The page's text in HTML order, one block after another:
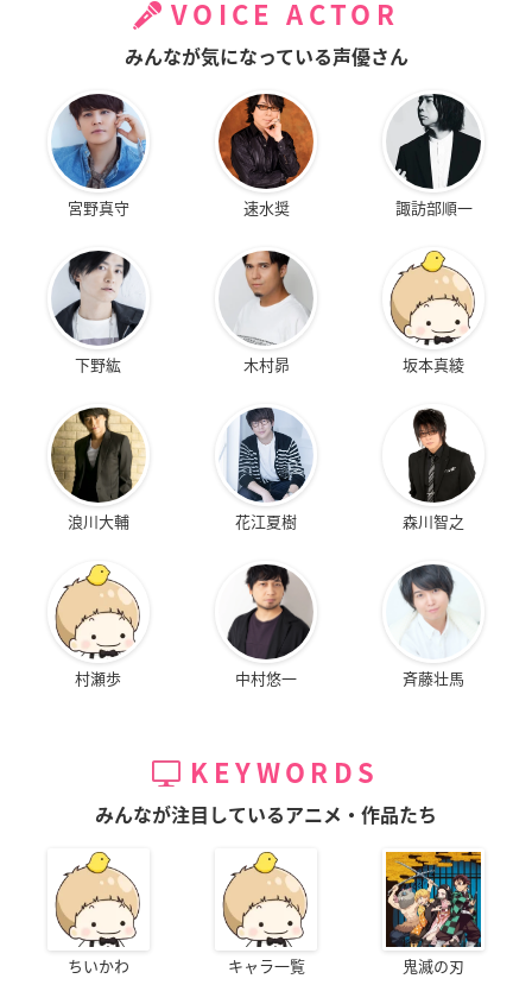
VOICE ACTOR
みんなが気になっている声優さん
宮野真守 速水奨 諏訪部順一
下野紘 木村昴 坂本真綾
浪川大輔 花江夏樹 森川智之
村瀬歩 中村悠一 斉藤壮馬
KEYWORDS
みんなが注目しているアニメ・作品たち
ちいかわ キャラ一覧 鬼滅の刃